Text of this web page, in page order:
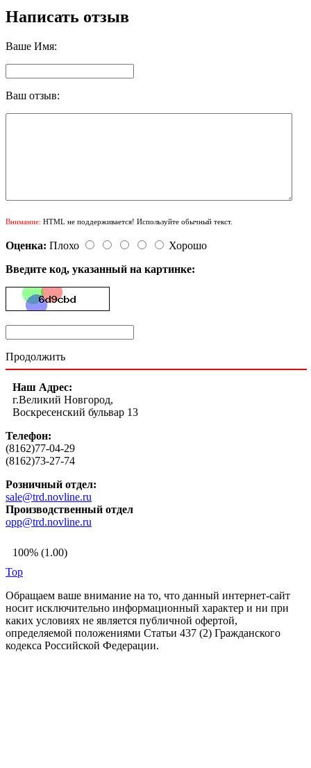
Написать отзыв
Ваше Имя:
Ваш отзыв:
Внимание: HTML не поддерживается! Используйте обычный текст.
Оценка: Плохо
Хорошо
Введите код, указанный на картинке:
Продолжить
Наш Адрес:
г.Великий Новгород,
Воскресенский бульвар 13
Телефон:
(8162)77-04-29
(8162)73-27-74
Розничный отдел:
sale@trd.novline.ru
Производственный отдел
opp@trd.novline.ru
100% (1.00)
Top
Обращаем ваше внимание на то, что данный интернет-сайт
носит исключительно информационный характер и ни при
каких условиях не является публичной офертой,
определяемой положениями Статьи 437 (2) Гражданского
кодекса Российской Федерации.